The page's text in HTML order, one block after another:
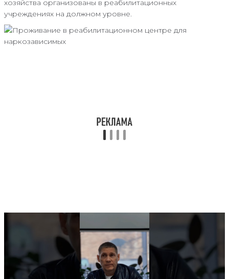
хозяйства организованы в реабилитационных
учреждениях на должном уровне.